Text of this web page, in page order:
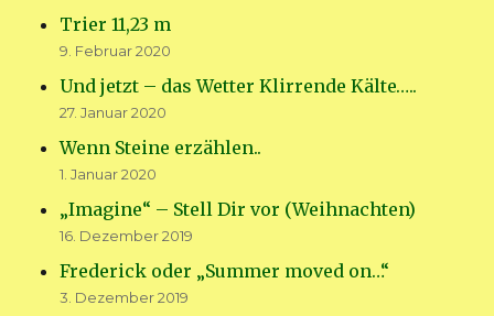
Trier 11,23 m
9. Februar 2020
Und jetzt – das Wetter Klirrende Kälte…..
27. Januar 2020
Wenn Steine erzählen..
1. Januar 2020
„Imagine“ – Stell Dir vor (Weihnachten)
16. Dezember 2019
Frederick oder „Summer moved on…“
3. Dezember 2019